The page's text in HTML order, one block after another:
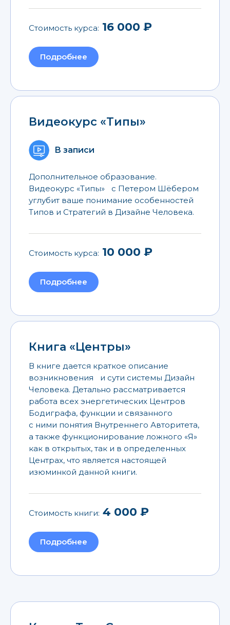
Стоимость курса: 16 000 ₽
Подробнее
Видеокурс «Типы»
В записи
Дополнительное образование.
Видеокурс «Типы» с Петером Шёбером
углубит ваше понимание особенностей
Типов и Стратегий в Дизайне Человека.
Стоимость курса: 10 000 ₽
Подробнее
Книга «Центры»
В книге дается краткое описание
возникновения и сути системы Дизайн
Человека. Детально рассматривается
работа всех энергетических Центров
Бодиграфа, функции и связанного
с ними понятия Внутреннего Авторитета,
а также функционирование ложного «Я»
как в открытых, так и в определенных
Центрах, что является настоящей
изюминкой данной книги.
Стоимость книги: 4 000 ₽
Подробнее